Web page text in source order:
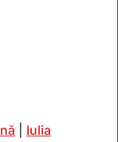
Iulia